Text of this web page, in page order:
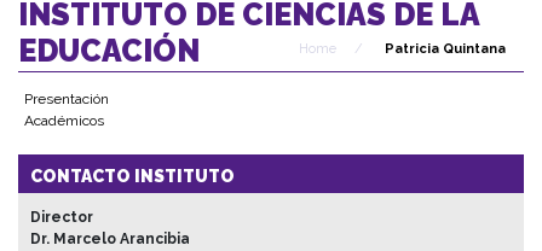
INSTITUTO DE CIENCIAS DE LA
EDUCACIÓN
Home / Patricia Quintana
Presentación
Académicos
CONTACTO INSTITUTO
Director
Dr. Marcelo Arancibia